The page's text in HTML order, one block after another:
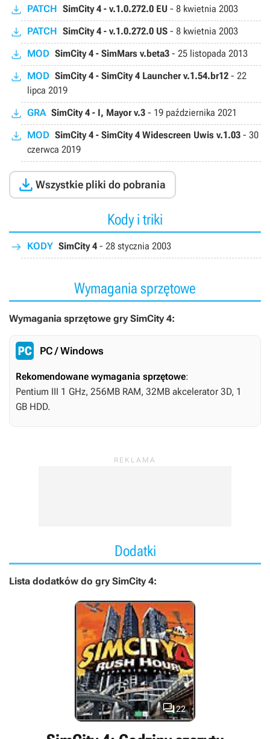
PATCH SimCity 4 - v.1.0.272.0 EU - 8 kwietnia 2003
PATCH SimCity 4 - v.1.0.272.0 US - 8 kwietnia 2003
MOD SimCity 4 - SimMars v.beta3 - 25 listopada 2013
MOD SimCity 4 - SimCity 4 Launcher v.1.54.br12 - 22
lipca 2019
GRA SimCity 4 - I, Mayor v.3 - 19 października 2021
MOD SimCity 4 - SimCity 4 Widescreen Uwis v.1.03 - 30
czerwca 2019
 Wszystkie pliki do pobrania
Kody i triki
KODY SimCity 4 - 28 stycznia 2003
Wymagania sprzętowe
Wymagania sprzętowe gry SimCity 4:
PC / Windows
Rekomendowane wymagania sprzętowe:
Pentium III 1 GHz, 256MB RAM, 32MB akcelerator 3D, 1
GB HDD.
Dodatki
Lista dodatków do gry SimCity 4:
22